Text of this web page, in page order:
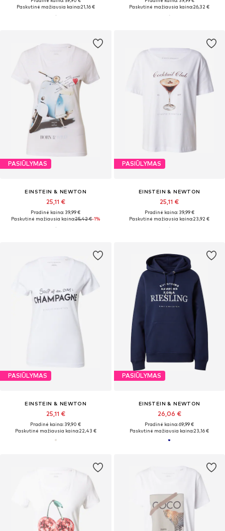
Paskutinė mažiausia kaina:21,16 €
Paskutinė mažiausia kaina:26,32 €
PASIŪLYMAS
EINSTEIN & NEWTON
25,11 €
Pradinė kaina: 39,99 €
Paskutinė mažiausia kaina:25,42 €-1%
PASIŪLYMAS
EINSTEIN & NEWTON
25,11 €
Pradinė kaina: 39,99 €
Paskutinė mažiausia kaina:23,92 €
PASIŪLYMAS
EINSTEIN & NEWTON
25,11 €
Pradinė kaina: 39,90 €
Paskutinė mažiausia kaina:22,43 €
PASIŪLYMAS
EINSTEIN & NEWTON
26,06 €
Pradinė kaina: 69,99 €
Paskutinė mažiausia kaina:23,16 €